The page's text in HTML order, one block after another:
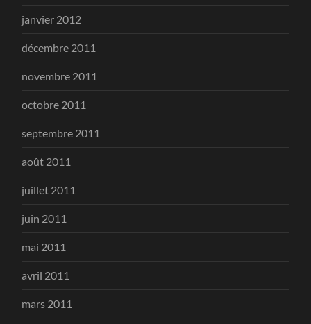
janvier 2012
décembre 2011
novembre 2011
octobre 2011
septembre 2011
août 2011
juillet 2011
juin 2011
mai 2011
avril 2011
mars 2011